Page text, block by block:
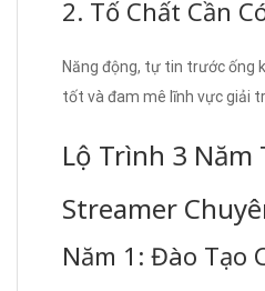
2. Tố Chất Cần
Năng động, tự tin trước ống
tốt và đam mê lĩnh vực giải
Lộ Trình 3 Năm
Streamer
Năm 1: Đào Tạo